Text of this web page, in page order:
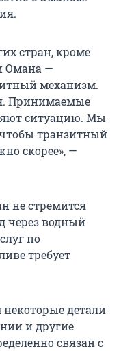
стран, кроме
Омана —
механизм.
Принимаемые
ситуацию. Мы
транзитный
скорее», —
не стремится
через водный
по
требует
детали
и другие
связан с